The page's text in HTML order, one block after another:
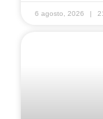
6 agosto, 2026